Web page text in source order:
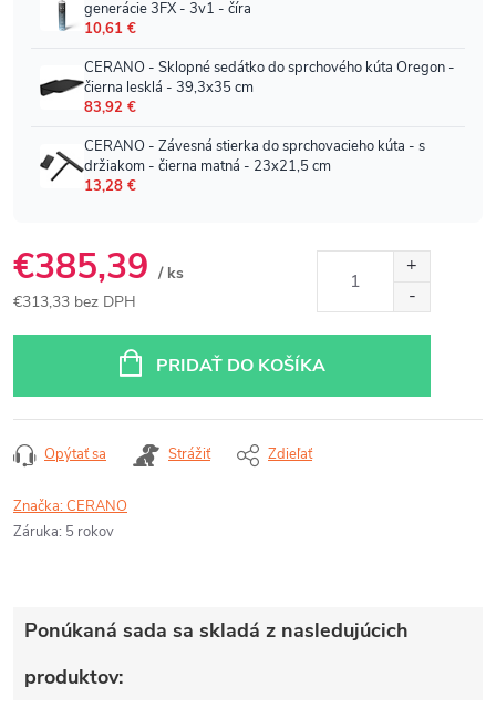
€385,39 / ks
€313,33 bez DPH
PRIDAŤ DO KOŠÍKA
Opýtať sa Strážiť Zdieľať
Značka:CERANO
Záruka: 5 rokov
Ponúkaná sada sa skladá z nasledujúcich
produktov: